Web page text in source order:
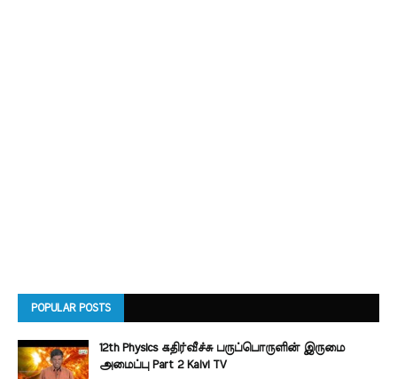
POPULAR POSTS
12th Physics கதிர்வீச்சு பருப்பொருளின் இருமை
அமைப்பு Part 2 Kalvi TV